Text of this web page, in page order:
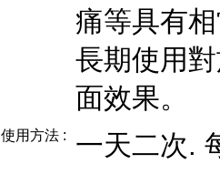
痛等具有
長期使用
面效果。
使用方法 : 一天二次.